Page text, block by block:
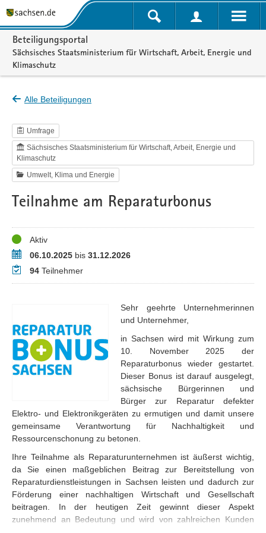
Portalnavigation
Beteiligungsportal
Sächsisches Staatsministerium für Wirtschaft, Arbeit, Energie und
Klimaschutz
Alle Beteiligungen
Umfrage
Sächsisches Staatsministerium für Wirtschaft, Arbeit, Energie und
Klimaschutz
Umwelt, Klima und Energie
Teilnahme am Reparaturbonus
StatusAktiv
Zeitraum06.10.2025 bis 31.12.2026
Teilnehmer
94 Teilnehmer
Sehr geehrte Unternehmerinnen
und Unternehmer,
in Sachsen wird mit Wirkung zum
10. November 2025 der
Reparaturbonus wieder gestartet.
Dieser Bonus ist darauf ausgelegt,
sächsische Bürgerinnen und
Bürger zur Reparatur defekter
Elektro- und Elektronikgeräten zu ermutigen und damit unsere
gemeinsame Verantwortung für Nachhaltigkeit und
Ressourcenschonung zu betonen.
Ihre Teilnahme als Reparaturunternehmen ist äußerst wichtig,
da Sie einen maßgeblichen Beitrag zur Bereitstellung von
Reparaturdienstleistungen in Sachsen leisten und dadurch zur
Förderung einer nachhaltigen Wirtschaft und Gesellschaft
beitragen. In der heutigen Zeit gewinnt dieser Aspekt
zunehmend an Bedeutung und wird von zahlreichen Kunden